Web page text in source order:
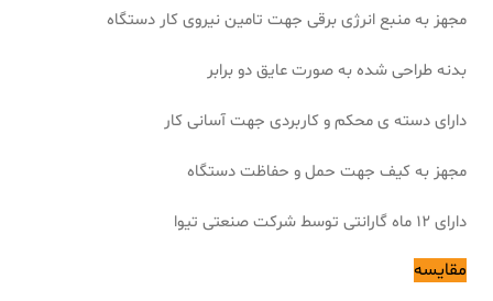
مجهز به منبع انرژی برقی جهت تامین نیروی کار دستگاه
بدنه طراحی شده به صورت عایق دو برابر
دارای دسته ی محکم و کاربردی جهت آسانی کار
مجهز به کیف جهت حمل و حفاظت دستگاه
دارای 12 ماه گارانتی توسط شرکت صنعتی تیوا
مقایسه